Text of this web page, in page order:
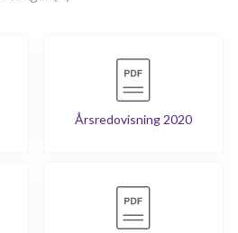
Årsredovisning 2020